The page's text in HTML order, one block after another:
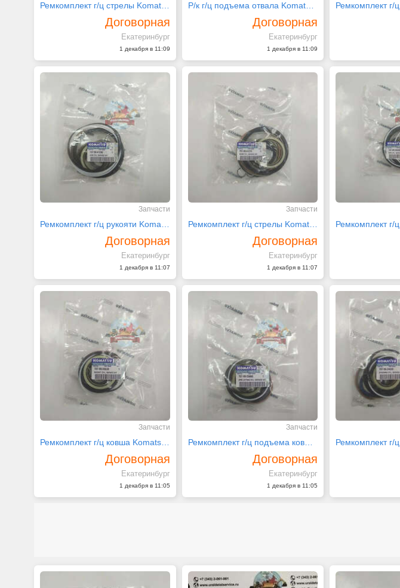
Договорная
Екатеринбург
1 декабря в 11:09
Р/к г/ц подъема отвала Komatsu D275A-5 707-99-45310
Договорная
Екатеринбург
1 декабря в 11:09
Запчасти
Договорная
Екатеринбург
1 декабря в 11:07
Запчасти
Ремкомплект г/ц стрелы Komatsu 707-99-41270
Договорная
Екатеринбург
1 декабря в 11:07
Запчасти
Договорная
Екатеринбург
1 декабря в 11:05
Запчасти
Ремкомплект г/ц подъема ковша Komatsu 707-99-25660
Договорная
Екатеринбург
1 декабря в 11:05